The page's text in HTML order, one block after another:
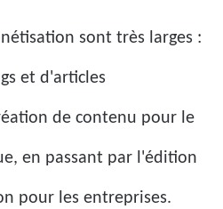
sont très larges :
et d'articles
de contenu pour le
en passant par l'édition
pour les entreprises.